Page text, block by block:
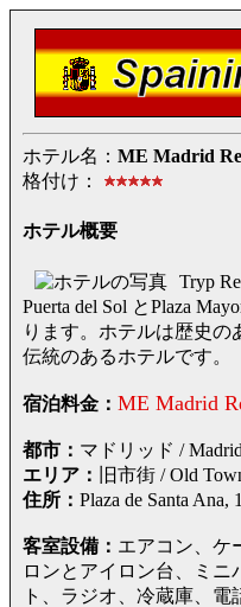
ホテル名： ME Madrid
格付け：
ホテル概要
Tryp
Puerta del Sol とPlaza
ります。ホテルは歴史の
伝統のあるホテルです。
宿泊料金： ME Madrid
都市： マドリッド / Madrid
エリア：
旧市街 / Old
住所： Plaza de Santa
客室設備： エアコン、ケ
ロンとアイロン台、ミ
ト、ラジオ、冷蔵庫、